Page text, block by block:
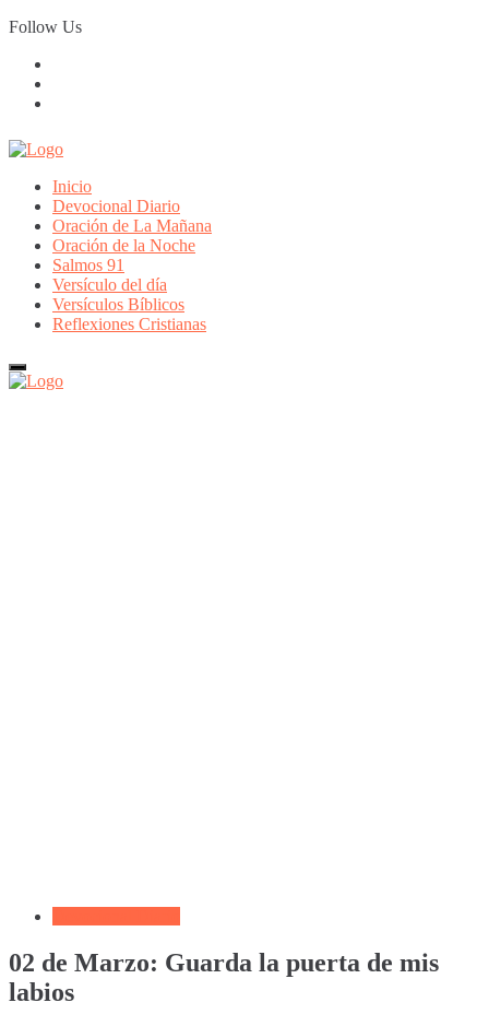
Skip
to
Follow Us
Inicio
Devocional Diario
Oración de La Mañana
Oración de la Noche
Salmos 91
Versículo del día
Versículos Bíblicos
Reflexiones Cristianas
02 de Marzo: Guarda la puerta de mis
labios